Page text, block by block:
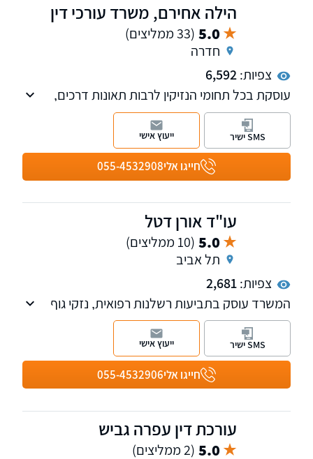
הילה אחירם, משרד עורכי דין
5.0 (33 ממליצים)
חדרה
צפיות:6,592
עוסקת בכל תחומי הנזיקין לרבות תאונות דרכים,
תאונות עבודה, כמו כן מעניקה שירות משפטי עבור
ועדות רפואיות ביטוח לאומי ותביעות רשלנות
רפואית.
חייגו אלי055-4532908
SMS ישיר ייעוץ אישי
עו"ד אורן דטל
5.0 (10 ממליצים)
תל אביב
צפיות:2,681
המשרד עוסק בתביעות רשלנות רפואית, נזקי גוף
והביטוח ובתביעות משרד הביטחון
חייגו אלי055-4532906
SMS ישיר ייעוץ אישי
עורכת דין עפרה גביש
5.0 (2 ממליצים)